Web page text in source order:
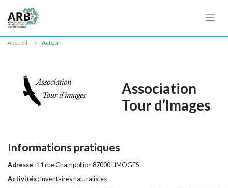
Accueil Acteur
Association
Tour d’Images
Informations pratiques
Adresse : 11 rue Champollion 87000 LIMOGES
Activités: Inventaires naturalistes